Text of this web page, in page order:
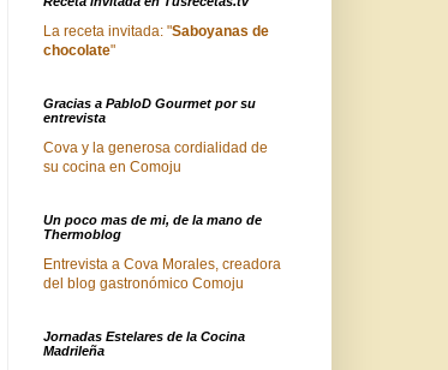
La receta invitada: "Saboyanas de
chocolate"
Gracias a PabloD Gourmet por su
entrevista
Cova y la generosa cordialidad de
su cocina en Comoju
Un poco mas de mi, de la mano de
Thermoblog
Entrevista a Cova Morales, creadora
del blog gastronómico Comoju
Jornadas Estelares de la Cocina
Madrileña